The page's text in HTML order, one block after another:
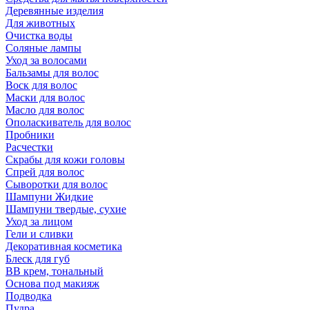
Деревянные изделия
Для животных
Очистка воды
Соляные лампы
Уход за волосами
Бальзамы для волос
Воск для волос
Маски для волос
Масло для волос
Ополаскиватель для волос
Пробники
Расчестки
Скрабы для кожи головы
Спрей для волос
Сыворотки для волос
Шампуни Жидкие
Шампуни твердые, сухие
Уход за лицом
Гели и сливки
Декоративная косметика
Блеск для губ
ВВ крем, тональный
Основа под макияж
Подводка